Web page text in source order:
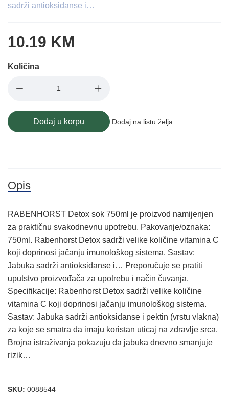
sadrži antioksidanse i…
10.19 KM
Količina
Dodaj u korpu Dodaj na listu želja
Opis
RABENHORST Detox sok 750ml je proizvod namijenjen
za praktičnu svakodnevnu upotrebu. Pakovanje/oznaka:
750ml. Rabenhorst Detox sadrži velike količine vitamina C
koji doprinosi jačanju imunološkog sistema. Sastav:
Jabuka sadrži antioksidanse i… Preporučuje se pratiti
uputstvo proizvođača za upotrebu i način čuvanja.
Specifikacije: Rabenhorst Detox sadrži velike količine
vitamina C koji doprinosi jačanju imunološkog sistema.
Sastav: Jabuka sadrži antioksidanse i pektin (vrstu vlakna)
za koje se smatra da imaju koristan uticaj na zdravlje srca.
Brojna istraživanja pokazuju da jabuka dnevno smanjuje
rizik…
SKU: 0088544